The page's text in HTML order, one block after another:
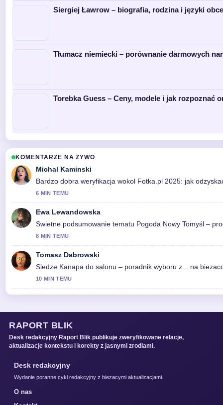
Siergiej Ławrow – biografia, rodzina i języki obce
Tłumacz niemiecki – porównanie darmowych
Torebka Guess – Ceny, modele i jak rozpoznać
KOMENTARZE NA ZYWO
Michal Kaminski
Bardzo dobra weryfikacja wokol Fotka.pl 2025: jak
6 MIN TEMU
Ewa Lewandowska
Swietne podsumowanie tematu Pogoda Nowy Tomyśl –
8 MIN TEMU
Tomasz Dabrowski
Sledze Kanapa do salonu – poradnik wyboru z... na
10 MIN TEMU
RAPORT BLIK
Desk redakcyjny Raport Blik publikuje zweryfikowane relacje,
aktualizacje kontekstu i korekty z jasnymi zrodlami.
Desk redakcyjny
Wydanie poranne cykl redakcyjny z biezacymi aktualizacjami.
O nas